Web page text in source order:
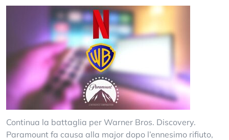
Continua la battaglia per Warner Bros. Discovery.
Paramount fa causa alla major dopo l’ennesimo rifiuto,